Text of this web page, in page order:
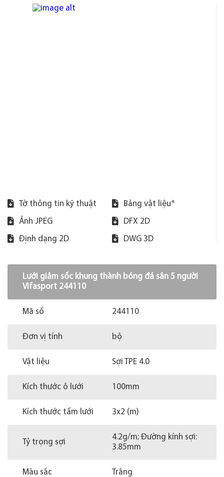
Tờ thông tin kỹ thuật Bảng vật liệu*
Ảnh JPEG DFX 2D
Định dạng 2D DWG 3D
Lưới giảm sốc khung thành bóng đá sân 5 người
Vifasport 244110
Mã số 244110
Đơn vị tính bộ
Vật liệu Sợi TPE 4.0
Kích thước ô lưới 100mm
Kích thước tấm lưới 3x2 (m)
Tỷ trọng sợi
4.2g/m; Đường kính sợi:
3.85mm
Màu sắc Trắng